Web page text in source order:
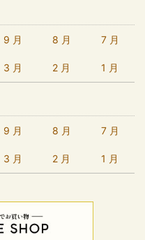
9 月 8 月 7 月
3 月 2 月 1 月
9 月 8 月 7 月
3 月 2 月 1 月